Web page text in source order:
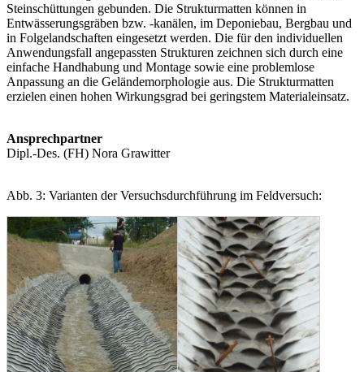
Steinschüttungen gebunden. Die Strukturmatten können in
Entwässerungsgräben bzw. -kanälen, im Deponiebau, Bergbau und
in Folgelandschaften eingesetzt werden. Die für den individuellen
Anwendungsfall angepassten Strukturen zeichnen sich durch eine
einfache Handhabung und Montage sowie eine problemlose
Anpassung an die Geländemorphologie aus. Die Strukturmatten
erzielen einen hohen Wirkungsgrad bei geringstem Materialeinsatz.
Ansprechpartner
Dipl.-Des. (FH) Nora Grawitter
Abb. 3: Varianten der Versuchsdurchführung im Feldversuch: